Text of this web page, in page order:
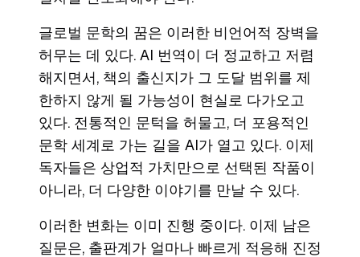
글로벌 문학의 꿈은 이러한 비언어적 장벽을
허무는 데 있다. AI 번역이 더 정교하고 저렴
해지면서, 책의 출신지가 그 도달 범위를 제
한하지 않게 될 가능성이 현실로 다가오고
있다. 전통적인 문턱을 허물고, 더 포용적인
문학 세계로 가는 길을 AI가 열고 있다. 이제
독자들은 상업적 가치만으로 선택된 작품이
아니라, 더 다양한 이야기를 만날 수 있다.
이러한 변화는 이미 진행 중이다. 이제 남은
질문은, 출판계가 얼마나 빠르게 적응해 진정